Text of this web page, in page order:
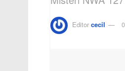
Editor cecil